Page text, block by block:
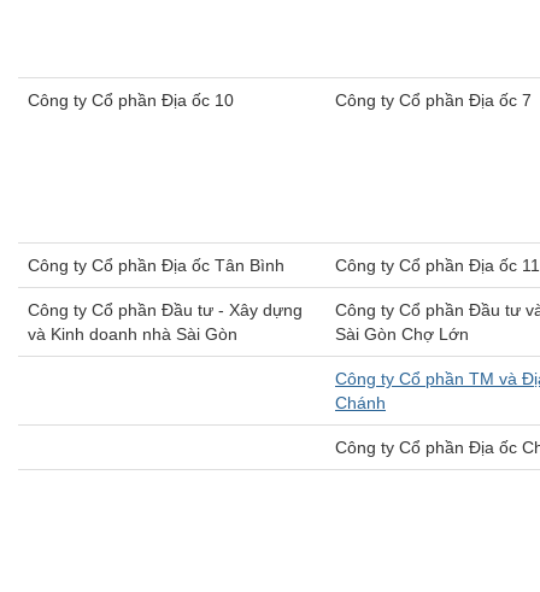
​Công ty Cổ phần Địa ốc 10 ​Công ty Cổ phần Địa ốc 7
Công ty Cổ phần Địa ốc Tân Bình Công ty Cổ phần Địa ốc 11
Công ty Cổ phần Đầu tư - Xây dựng
và Kinh doanh nhà Sài Gòn
Công ty Cổ phần Đầu tư
Sài Gòn Chợ Lớn
​Công ty Cổ phần TM và
Chánh
Công ty Cổ phần Địa ốc